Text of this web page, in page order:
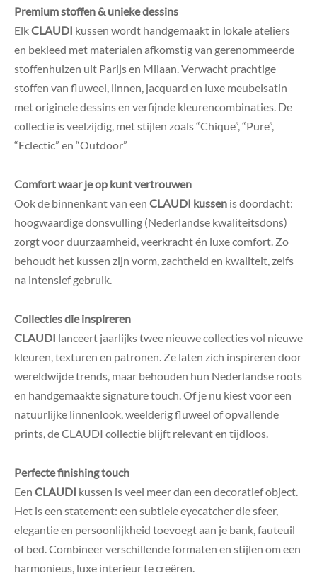
Premium stoffen & unieke dessins
ElkCLAUDI kussen wordt handgemaakt in lokale ateliers
en bekleed met materialen afkomstig van gerenommeerde
stoffenhuizen uit Parijs en Milaan.Verwacht prachtige
stoffen van fluweel, linnen, jacquard en luxe meubelsatin
met originele dessins en verfijnde kleurencombinaties. De
collectie is veelzijdig, met stijlen zoals “Chique”, “Pure”,
“Eclectic” en “Outdoor”
Comfort waar je op kunt vertrouwen
Ook de binnenkant van een CLAUDI kussen is doordacht:
hoogwaardige donsvulling (Nederlandse kwaliteitsdons)
zorgt voor duurzaamheid, veerkracht én luxe comfort. Zo
behoudt het kussen zijn vorm, zachtheid en kwaliteit, zelfs
na intensief gebruik.
Collecties die inspireren
CLAUDI lanceert jaarlijks twee nieuwe collecties vol nieuwe
kleuren, texturen en patronen. Ze laten zich inspireren door
wereldwijde trends, maar behouden hun Nederlandse roots
en handgemaakte signature touch.Of je nu kiest voor een
natuurlijke linnenlook, weelderig fluweel of opvallende
prints, de CLAUDI collectie blijft relevant en tijdloos.
Perfecte finishing touch
Een CLAUDI kussen is veel meer dan een decoratief object.
Het is een statement: een subtiele eyecatcher die sfeer,
elegantie en persoonlijkheid toevoegt aan je bank, fauteuil
of bed. Combineer verschillende formaten en stijlen om een
harmonieus, luxe interieur te creëren.